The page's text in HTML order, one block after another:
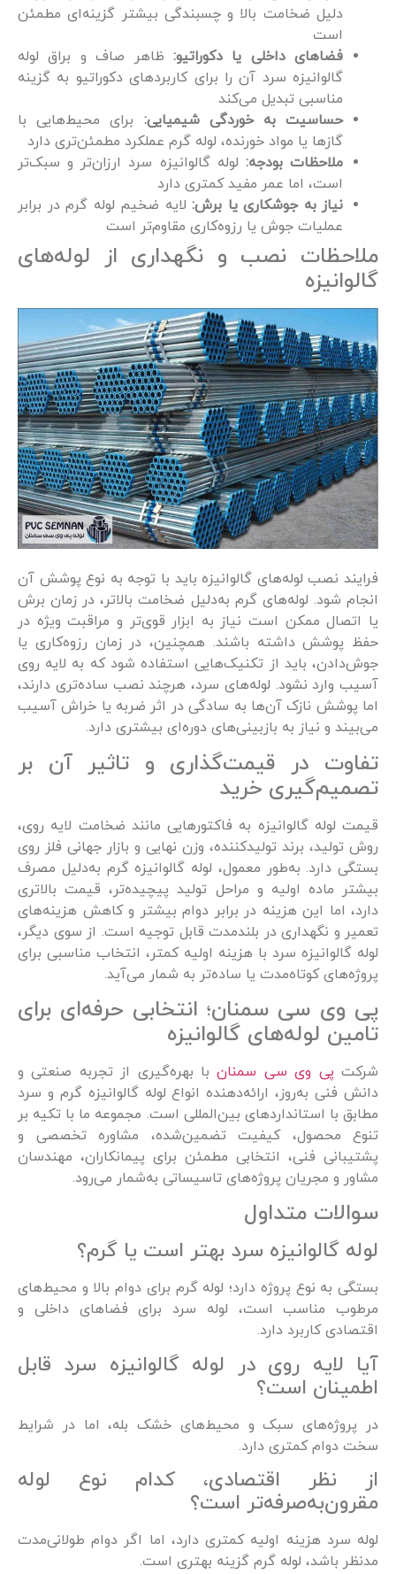
دلیل ضخامت بالا و چسبندگی بیشتر گزینه‌ای مطمئن
است
فضاهای داخلی یا دکوراتیو: ظاهر صاف و براق لوله
گالوانیزه سرد آن را برای کاربردهای دکوراتیو به گزینه
مناسبی تبدیل می‌کند
حساسیت به خوردگی شیمیایی: برای محیط‌هایی با
گازها یا مواد خورنده، لوله گرم عملکرد مطمئن‌تری دارد
ملاحظات بودجه: لوله گالوانیزه سرد ارزان‌تر و سبک‌تر
است، اما عمر مفید کمتری دارد
نیاز به جوشکاری یا برش: لایه ضخیم لوله گرم در برابر
عملیات جوش یا رزوه‌کاری مقاوم‌تر است
ملاحظات نصب و نگهداری از لوله‌های
گالوانیزه
فرایند نصب لوله‌های گالوانیزه باید با توجه به نوع پوشش آن
انجام شود. لوله‌های گرم به‌دلیل ضخامت بالاتر، در زمان برش
یا اتصال ممکن است نیاز به ابزار قوی‌تر و مراقبت ویژه در
حفظ پوشش داشته باشند. همچنین، در زمان رزوه‌کاری یا
جوش‌دادن، باید از تکنیک‌هایی استفاده شود که به لایه روی
آسیب وارد نشود. لوله‌های سرد، هرچند نصب ساده‌تری دارند،
اما پوشش نازک آن‌ها به سادگی در اثر ضربه یا خراش آسیب
می‌بیند و نیاز به بازبینی‌های دوره‌ای بیشتری دارد.
تفاوت در قیمت‌گذاری و تاثیر آن بر
تصمیم‌گیری خرید
قیمت لوله گالوانیزه به فاکتورهایی مانند ضخامت لایه روی،
روش تولید، برند تولیدکننده، وزن نهایی و بازار جهانی فلز روی
بستگی دارد. به‌طور معمول، لوله گالوانیزه گرم به‌دلیل مصرف
بیشتر ماده اولیه و مراحل تولید پیچیده‌تر، قیمت بالاتری
دارد، اما این هزینه در برابر دوام بیشتر و کاهش هزینه‌های
تعمیر و نگهداری در بلندمدت قابل توجیه است. از سوی دیگر،
لوله گالوانیزه سرد با هزینه اولیه کمتر، انتخاب مناسبی برای
پروژه‌های کوتاه‌مدت یا ساده‌تر به شمار می‌آید.
پی وی سی سمنان؛ انتخابی حرفه‌ای برای
تامین لوله‌های گالوانیزه
شرکت پی وی سی سمنانبا بهره‌گیری از تجربه صنعتی و
دانش فنی به‌روز، ارائه‌دهنده انواع لوله گالوانیزه گرم و سرد
مطابق با استانداردهای بین‌المللی است. مجموعه ما با تکیه بر
تنوع محصول، کیفیت تضمین‌شده، مشاوره تخصصی و
پشتیبانی فنی، انتخابی مطمئن برای پیمانکاران، مهندسان
مشاور و مجریان پروژه‌های تاسیساتی به‌شمار می‌رود.
سوالات متداول
لوله گالوانیزه سرد بهتر است یا گرم؟
بستگی به نوع پروژه دارد؛ لوله گرم برای دوام بالا و محیط‌های
مرطوب مناسب است، لوله سرد برای فضاهای داخلی و
اقتصادی کاربرد دارد.
آیا لایه روی در لوله گالوانیزه سرد قابل
اطمینان است؟
در پروژه‌های سبک و محیط‌های خشک بله، اما در شرایط
سخت دوام کمتری دارد.
از نظر اقتصادی، کدام نوع لوله
مقرون‌به‌صرفه‌تر است؟
لوله سرد هزینه اولیه کمتری دارد، اما اگر دوام طولانی‌مدت
مدنظر باشد، لوله گرم گزینه بهتری است.